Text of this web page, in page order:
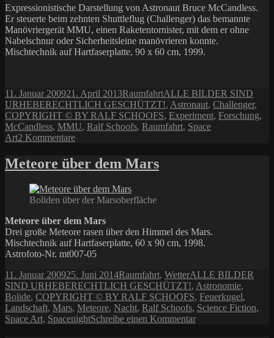
Expressionistische Darstellung von Astronaut Bruce McCandless.
Er steuerte beim zehnten Shuttleflug (Challenger) das bemannte
Manövriergerät MMU, einen Raketentornister, mit dem er ohne
Nabelschnur oder Sicherheitsleine manövrieren konnte.
Mischtechnik auf Hartfaserplatte, 90 x 60 cm, 1999.
Veröffentlicht
am
11. Januar 200921. April 2013Kategorien
RaumfahrtSchlagwörter
ALLE BILDER SIND
URHEBERECHTLICH GESCHÜTZT!, Astronaut, Challenger,
COPYRIGHT © BY RALF SCHOOFS, Experiment, Forschung,
McCandless, MMU, Ralf Schoofs, Raumfahrt, Space
Art2 Kommentarezu
schwerelos
Meteore über dem Mars
Boliden über der Marsoberfläche
Meteore über dem Mars
Drei große Meteore rasen über den Himmel des Mars.
Mischtechnik auf Hartfaserplatte, 60 x 90 cm, 1998.
Astrofoto-Nr. mt007-05
Veröffentlicht
am
11. Januar 200925. Juni 2014Kategorien
Raumfahrt, WetterSchlagwörter
ALLE BILDER
SIND URHEBERECHTLICH GESCHÜTZT!, Astronomie,
Bolide, COPYRIGHT © BY RALF SCHOOFS, Feuerkugel,
Landschaft, Mars, Meteore, Nacht, Ralf Schoofs, Science Fiction,
Space Art, SpacenightSchreibe einen Kommentarzu